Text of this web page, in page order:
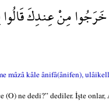
مِنْ عِندِكَ قَالُوا
kâle ânifâ(ânifen),
(O) ne dedi?” dediler. İşte